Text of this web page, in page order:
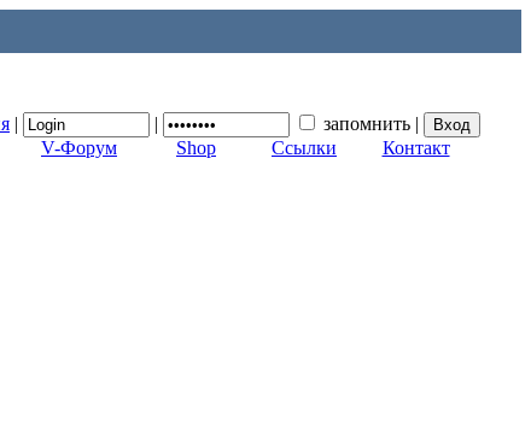
| | запомнить |
V-Форум Shop Ссылки Контакт